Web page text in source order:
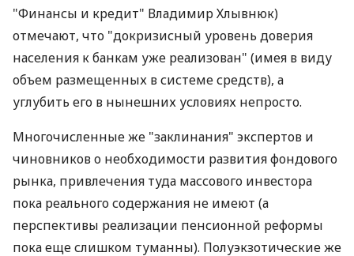
В Нацбанке констатируют, что на сегодняшний
день население имеет возможность сохранять и
приумножать свои сбережения фактически только
за счет банковских депозитов. Адек­ватной им
альтернативы де-факто не существует. При этом
даже банкиры (в частности, глава правления
"Финансы и кредит" Владимир Хлывнюк)
отмечают, что "докризисный уровень доверия
населения к банкам уже реализован" (имея в виду
объем размещенных в системе средств), а
углубить его в нынешних условиях непросто.